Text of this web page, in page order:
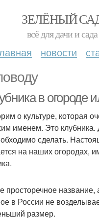
ЗЕЛЁНЫЙ
всё для дачи и сада
новости
в
о культуре, которая
именем. Это клубника.
сделать.
на наших огородах,
просторечное
в России не
размер.